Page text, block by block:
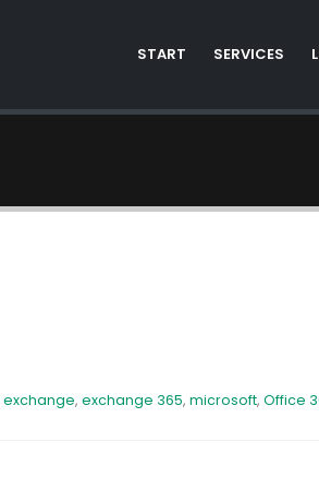
START SERVICES
exchange, exchange 365, microsoft, Office